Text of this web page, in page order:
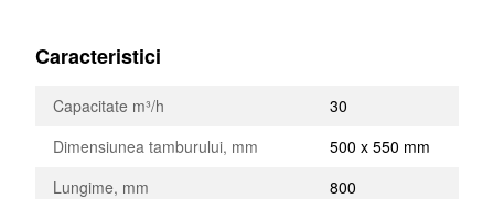
Caracteristici
Capacitate m³/h
30
Dimensiunea tamburului, mm
500 x 550 mm
Lungime, mm
800